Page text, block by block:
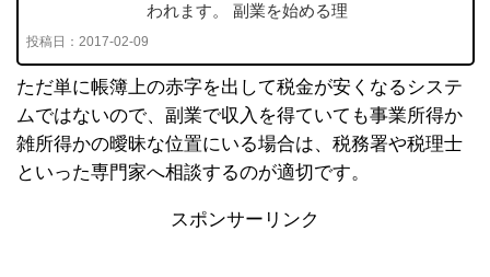
われます。 副業を始める理
投稿日： 2017-02-09
ただ単に帳簿上の赤字を出して税金が安くなるシステ
ムではないので、副業で収入を得ていても事業所得か
雑所得かの曖昧な位置にいる場合は、税務署や税理士
といった専門家へ相談するのが適切です。
スポンサーリンク